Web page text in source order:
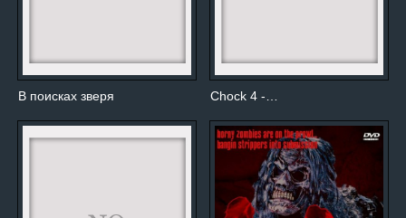
В поисках зверя Chock 4 -…